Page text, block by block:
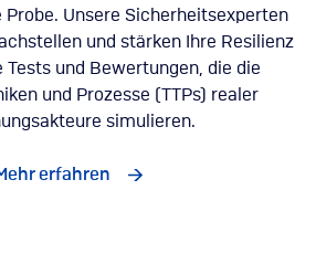
Probe. Unsere Sicherheitsexperten
und stärken Ihre Resilienz
Tests und Bewertungen, die die
und Prozesse (TTPs) realer
simulieren.
erfahren